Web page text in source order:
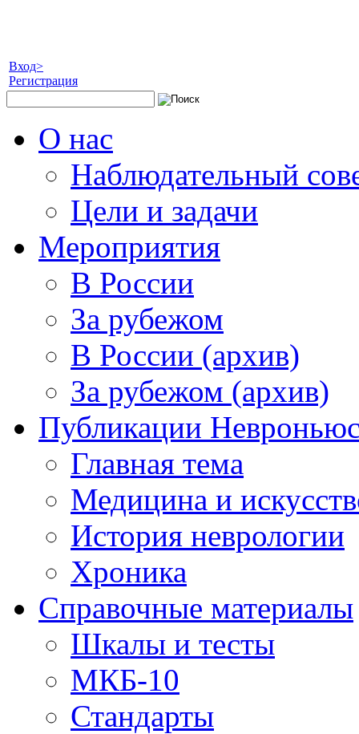
Вход>
Регистрация
О нас
Наблюдательный
Цели и задачи
Мероприятия
В России
За рубежом
В России (архив)
За рубежом (архив)
Публикации
Главная тема
Медицина и
История неврологии
Хроника
Справочные материалы
Шкалы и тесты
МКБ-10
Стандарты